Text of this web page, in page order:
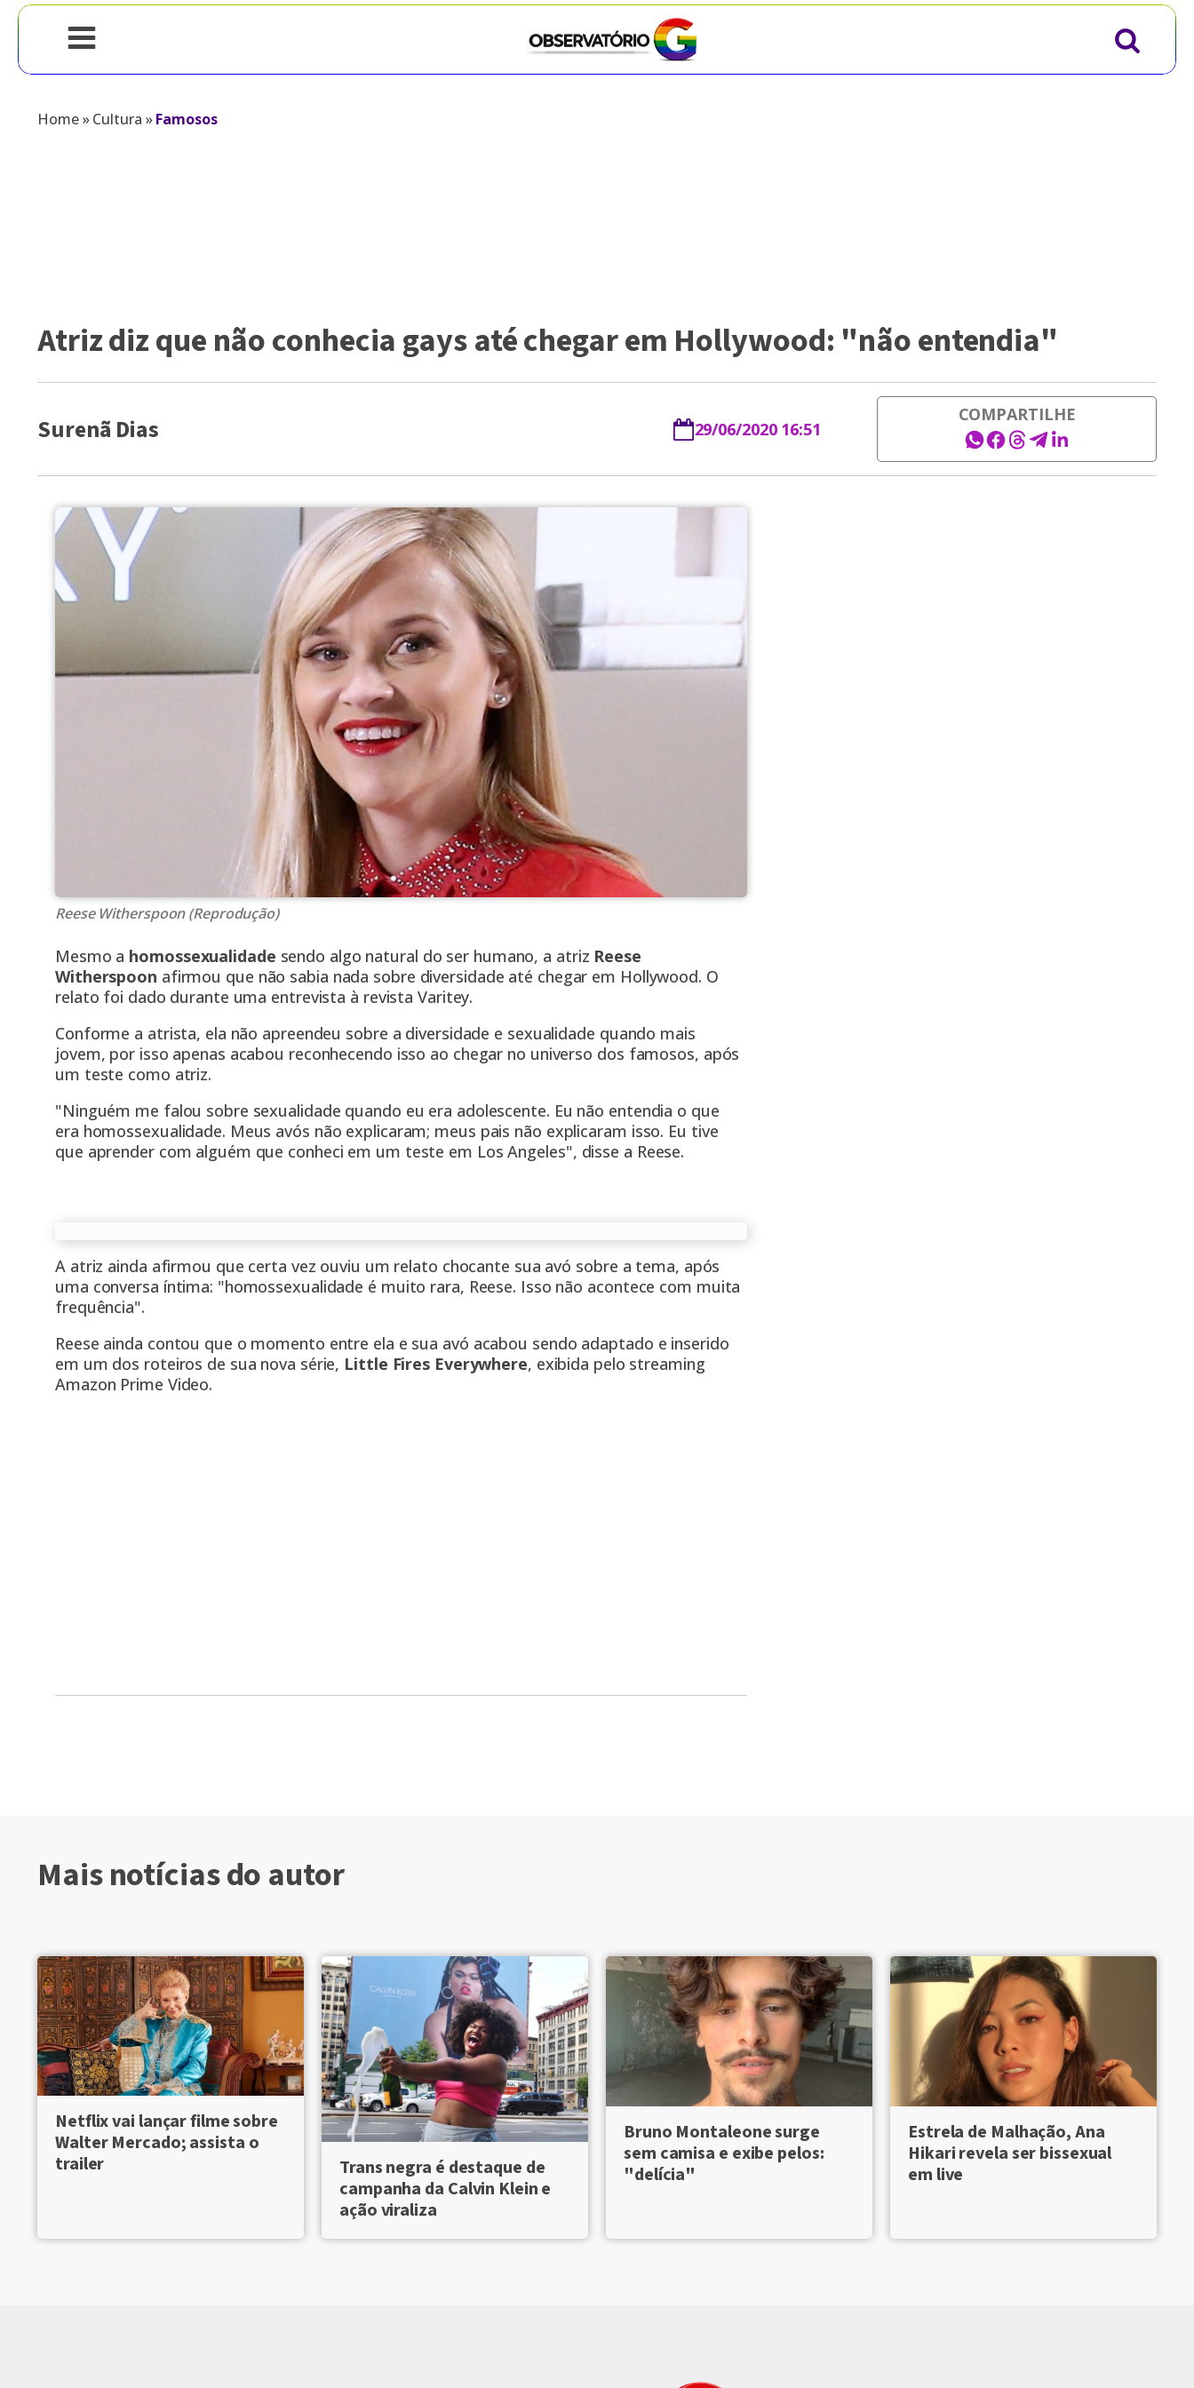
Home»Cultura »Famosos
Atriz diz que não conhecia gays até chegar em Hollywood: "não entendia"
Surenã Dias 29/06/2020 16:51
COMPARTILHE
Reese Witherspoon (Reprodução)
Mesmo a homossexualidade sendo algo natural do ser humano, a atriz Reese
Witherspoon afirmou que não sabia nada sobre diversidade até chegar em Hollywood. O
relato foi dado durante uma entrevista à revista Varitey.
Conforme a atrista, ela não apreendeu sobre a diversidade e sexualidade quando mais
jovem, por isso apenas acabou reconhecendo isso ao chegar no universo dos famosos, após
um teste como atriz.
"Ninguém me falou sobre sexualidade quando eu era adolescente. Eu não entendia o que
era homossexualidade. Meus avós não explicaram; meus pais não explicaram isso. Eu tive
que aprender com alguém que conheci em um teste em Los Angeles", disse a Reese.
A atriz ainda afirmou que certa vez ouviu um relato chocante sua avó sobre a tema, após
uma conversa íntima: "homossexualidade é muito rara, Reese. Isso não acontece com muita
frequência".
Reese ainda contou que o momento entre ela e sua avó acabou sendo adaptado e inserido
em um dos roteiros de sua nova série, Little Fires Everywhere, exibida pelo streaming
Amazon Prime Video.
Mais notícias do autor
Netflix vai lançar filme sobre
Walter Mercado; assista o
trailer
Trans negra é destaque de
campanha da Calvin Klein e
ação viraliza
Bruno Montaleone surge
sem camisa e exibe pelos:
"delícia"
Estrela de Malhação, Ana
Hikari revela ser bissexual
em live